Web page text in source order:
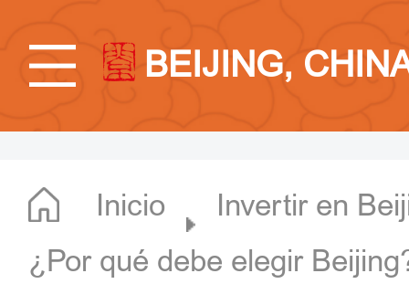
BEIJING,
Inicio
Invertir en
¿Por qué debe elegir